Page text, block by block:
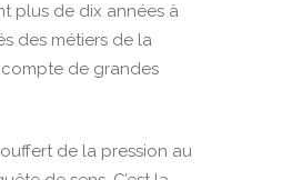
plus de dix années à
des métiers de la
de grandes
de la pression au